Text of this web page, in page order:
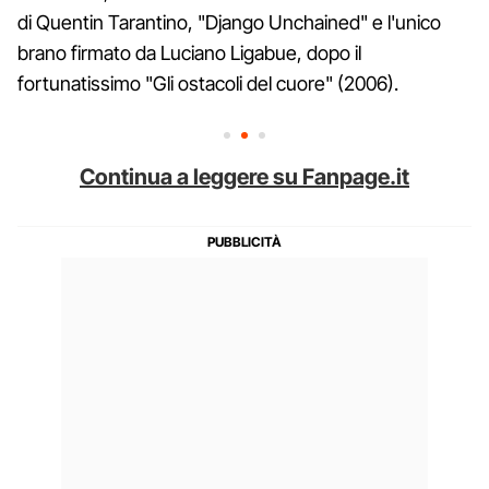
di Quentin Tarantino, "Django Unchained" e l'unico
brano firmato da Luciano Ligabue, dopo il
fortunatissimo "Gli ostacoli del cuore" (2006).
Continua a leggere su Fanpage.it